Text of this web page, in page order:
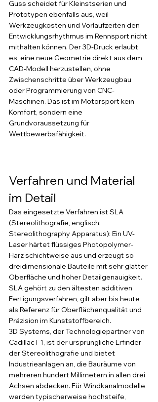
Guss scheidet für Kleinstserien und
Prototypen ebenfalls aus, weil
Werkzeugkosten und Vorlaufzeiten den
Entwicklungsrhythmus im Rennsport nicht
mithalten können. Der 3D-Druck erlaubt
es, eine neue Geometrie direkt aus dem
CAD-Modell herzustellen, ohne
Zwischenschritte über Werkzeugbau
oder Programmierung von CNC-
Maschinen. Das ist im Motorsport kein
Komfort, sondern eine
Grundvoraussetzung für
Wettbewerbsfähigkeit.
Verfahren und Material
im Detail
Das eingesetzte Verfahren ist SLA
(Stereolithografie, englisch:
Stereolithography Apparatus): Ein UV-
Laser härtet flüssiges Photopolymer-
Harz schichtweise aus und erzeugt so
dreidimensionale Bauteile mit sehr glatter
Oberfläche und hoher Detailgenauigkeit.
SLA gehört zu den ältesten additiven
Fertigungsverfahren, gilt aber bis heute
als Referenz für Oberflächenqualität und
Präzision im Kunststoffbereich.
3D Systems, der Technologiepartner von
Cadillac F1, ist der ursprüngliche Erfinder
der Stereolithografie und bietet
Industrieanlagen an, die Bauräume von
mehreren hundert Millimetern in allen drei
Achsen abdecken. Für Windkanalmodelle
werden typischerweise hochsteife,